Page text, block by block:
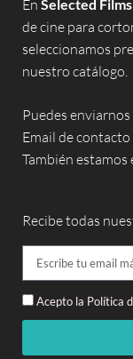
En Selected Films
de cine para
seleccionamos
nuestro catálogo.
Puedes
Email de
También estamos
Recibe todas
Acepto la Política